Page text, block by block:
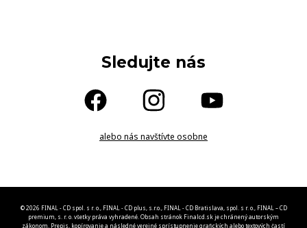
Sledujte nás
alebo nás navštívte osobne
© 2026 FINAL - CD spol. s r. o., FINAL - CD plus, s.r.o., FINAL - CD Bratislava, spol. s r. o., FINAL – CD
premium, s. r. o. všetky práva vyhradené. Obsah stránok Finalcd.sk je chránený autorským
zákonom. Prepis, kopírovanie a následné verejné sprístupnenie grafických alebo textových častí